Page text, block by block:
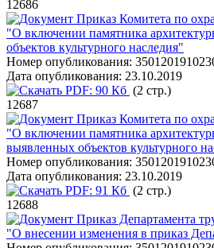
12686
Приказ Комитета по
"О включении памятника
объектов культурного наследия"
Номер опубликования:
Дата опубликования: 23.10.2019
PDF: 90 Кб (2 стр.)
12687
Приказ Комитета по
"О включении памятника
выявленных объектов культурного
Номер опубликования:
Дата опубликования: 23.10.2019
PDF: 91 Кб (2 стр.)
12688
Приказ Департамента
"О внесении изменения в приказ